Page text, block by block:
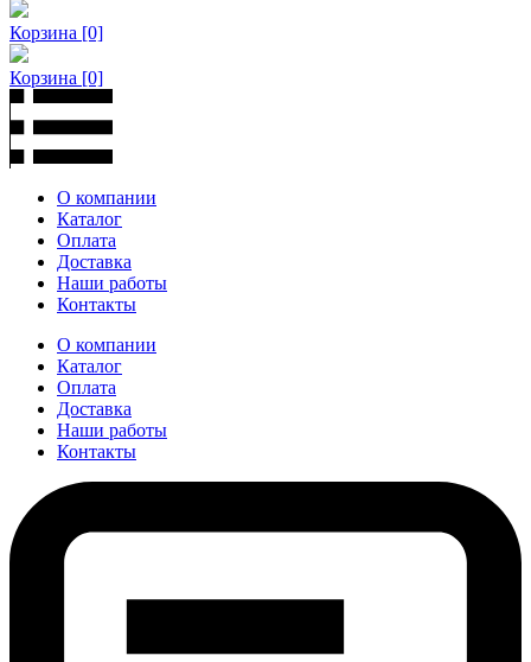
Корзина [0]
Корзина [0]
О компании
Каталог
Оплата
Доставка
Наши работы
Контакты
О компании
Каталог
Оплата
Доставка
Наши работы
Контакты